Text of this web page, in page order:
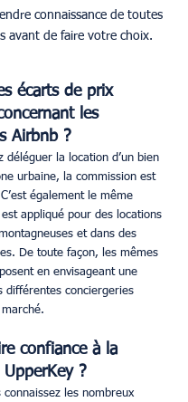
connaissance de toutes
avant de faire votre choix.
écarts de prix
les
Airbnb ?
déléguer la location d’un bien
urbaine, la commission est
également le même
appliqué pour des locations
et dans des
De toute façon, les mêmes
en envisageant une
différentes conciergeries
confiance à la
?
connaissez les nombreux